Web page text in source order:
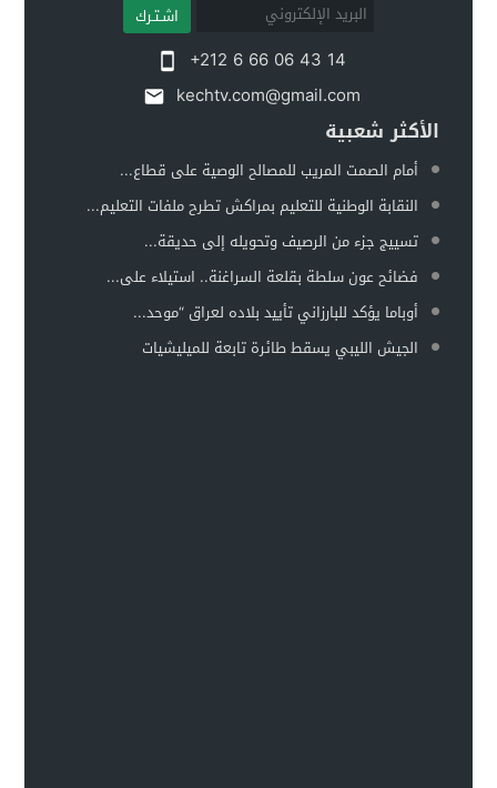
اشـتـرك
+212 6 66 06 43 14
kechtv.com@gmail.com
الأكثر شعبية
أمام الصمت المريب للمصالح الوصية على قطاع...
النقابة الوطنية للتعليم بمراكش تطرح ملفات التعليم...
تسييج جزء من الرصيف وتحويله إلى حديقة...
فضائح عون سلطة بقلعة السراغنة.. استيلاء على...
أوباما يؤكد للبارزاني تأييد بلاده لعراق “موحد...
الجيش الليبي يسقط طائرة تابعة للميليشيات